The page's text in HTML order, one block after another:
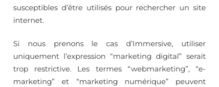
susceptibles d’être utilisés pour rechercher un site
internet.
Si nous prenons le cas d’Immersive, utiliser
uniquement l’expression “marketing digital” serait
trop restrictive. Les termes “webmarketing”, “e-
marketing” et “marketing numérique” peuvent